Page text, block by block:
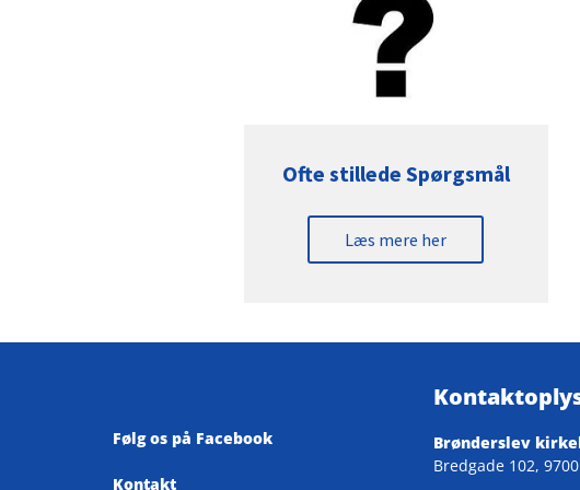
Ofte stillede Spørgsmål
Læs mere her
Følg os på Facebook
Kontakt
Brønderslev
Bredgade 102,